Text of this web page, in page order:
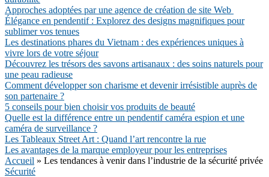
Approches adoptées par une agence de création de site Web
Élégance en pendentif : Explorez des designs magnifiques pour
sublimer vos tenues
Les destinations phares du Vietnam : des expériences uniques à
vivre lors de votre séjour
Découvrez les trésors des savons artisanaux : des soins naturels pour
une peau radieuse
Comment développer son charisme et devenir irrésistible auprès de
son partenaire ?
5 conseils pour bien choisir vos produits de beauté
Quelle est la différence entre un pendentif caméra espion et une
caméra de surveillance ?
Les Tableaux Street Art : Quand l’art rencontre la rue
Les avantages de la marque employeur pour les entreprises
Accueil » Les tendances à venir dans l’industrie de la sécurité privée
Sécurité